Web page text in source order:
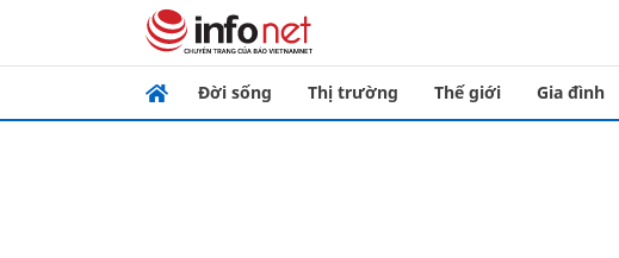
Đời sống Thị trường Thế giới Gia đình